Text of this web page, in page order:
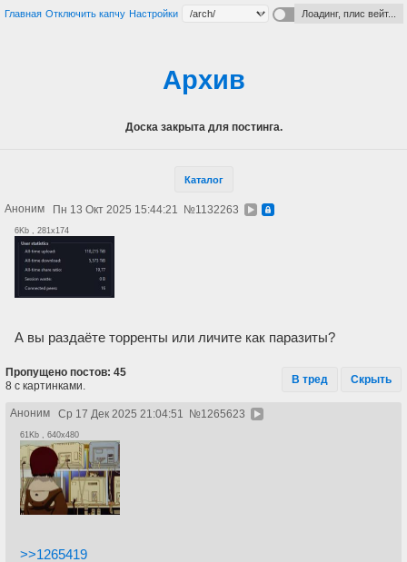
Главная Отключить капчу Настройки
Архив
Доска закрыта для постинга.
Каталог
Аноним Пн 13 Окт 2025 15:44:21 №1132263
6Kb , 281x174
А вы раздаёте торренты или личите как паразиты?
Пропущено постов: 45
8 с картинками.
В тред Скрыть
Аноним Ср 17 Дек 2025 21:04:51 №1265623
61Kb , 640x480
>>1265419
Лоадинг, плис вейт...